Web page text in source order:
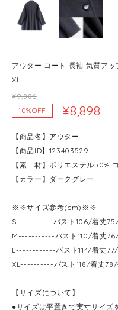
アウター コート 長袖 気質ア
XL
¥9,886
10%OFF
¥8,898
【商品名】アウター
【商品ID】123403529
【素 材】ポリエステル50%
【カラー】ダークグレー
※※サイズ参考(cm)※※
S-----------バスト106/着丈
M-----------バスト110/着丈
L------------バスト114/着丈
XL----------バスト118/着丈78/
【サイズについて】
●サイズは平置きで実寸サイズ